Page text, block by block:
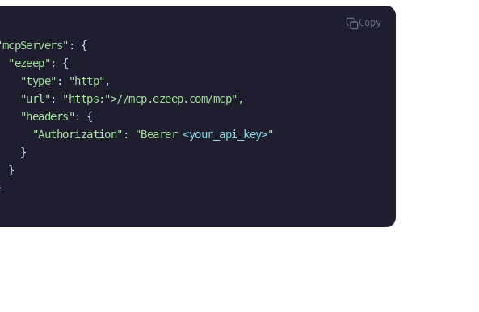
Copy
: {
"ezeep": {
"type" : "http",
"url": "https: ">//mcp.ezeep.com/mcp" ,
"headers": {
"Authorization" : "Bearer <your_api_key>"
}
}